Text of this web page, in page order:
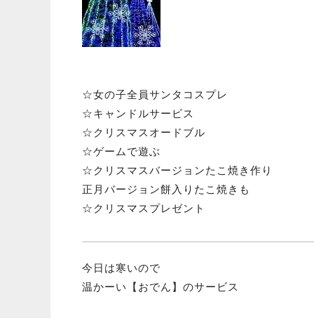
☆女の子全員サンタコスプレ
☆キャンドルサービス
☆クリスマスオードブル
☆ゲームで遊ぶ
☆クリスマスバージョンたこ焼き作り
正月バージョン餅入りたこ焼きも
☆クリスマスプレゼント
今日は寒いので
温かーい【おでん】のサービス